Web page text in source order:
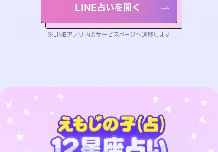
LINE占いを開く
※LINEアプリ内のサービスページへ遷移します